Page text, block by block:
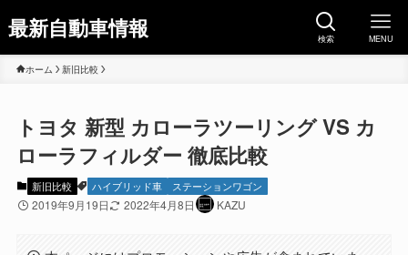
最新自動車情報 検索 MENU
ホーム 新旧比較
トヨタ 新型 カローラツーリング VS カ
ローラフィルダー 徹底比較
新旧比較 ハイブリッド車 ステーションワゴン
2019年9月19日 2022年4月8日 KAZU